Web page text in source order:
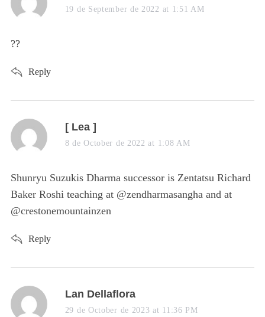
a
19 de September de 2022 at 1:51 AM
??
Reply
s
a
s
:
[ Lea ]
8 de October de 2022 at 1:08 AM
Shunryu Suzukis Dharma successor is Zentatsu Richard
Baker Roshi teaching at @zendharmasangha and at
@crestonemountainzen
Reply
s
a
Lan Dellaflora
29 de October de 2023 at 11:36 PM